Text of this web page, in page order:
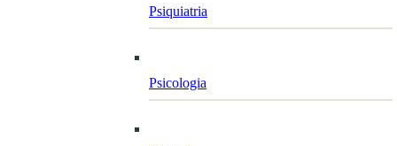
Psiquiatria
Psicologia